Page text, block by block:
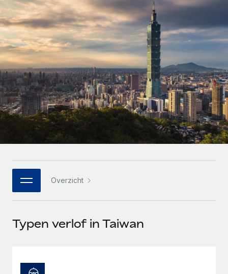
Zzp'ers internationaal onboarden en beheren
PEO
Ingewikkelde HR-taken eenvoudig uitbesteden
INFRASTRUCTUUR
Remote Embedded
HR naadloos in workflows integreren
Platform
Ingebouwde essentiële HR-functies voor je team
Integraties
DIENSTEN
Krijg hulp van global HR- en juridische experts
GROEIFASE
Start-ups
Flexibele global HR en payroll solutions voor groeiende
bedrijven
Mid-market
Teams uitbreiden met HR solutions op maat
Enterprise
Global HR voor grote bedrijven
WERK MET ONS SAMEN
Strategische technologiepartners
Een partner worden
Integraties en advies over AI-automatiseringen
Betalingscalculator voor zzp'ers
Ontdek valuta-opties en betaalsnelheden voor
internationale zzp'ers
LEREN MET REMOTE
Onderzoek en gidsen
Casestudy's
HR-woordenlijst
Checklists en templates
Webinars
Newsroom
Inzichtencentrum
Nederlands
Français
Deutsch
Español
Italiano
Português (Portugal)
日本語
한국어
Inloggen
Overzicht
Typen verlof in Taiwan